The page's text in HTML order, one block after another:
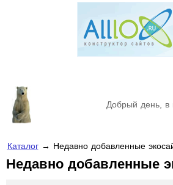
Добрый день, в
Каталог→ Недавно добавленные
Недавно добавленные